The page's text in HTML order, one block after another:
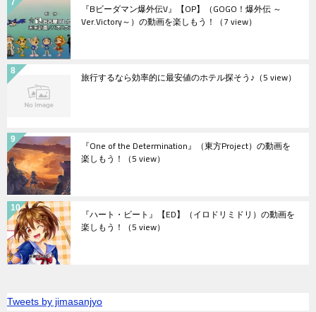
『Bビーダマン爆外伝V』【OP】（GOGO！爆外伝 ～
Ver.Victory～）の動画を楽しもう！ （7 view）
旅行するなら効率的に最安値のホテル探そう♪ （5 view）
『One of the Determination』（東方Project）の動画を
楽しもう！ （5 view）
『ハート・ビート』【ED】（イロドリミドリ）の動画を
楽しもう！ （5 view）
Tweets by jimasanjyo